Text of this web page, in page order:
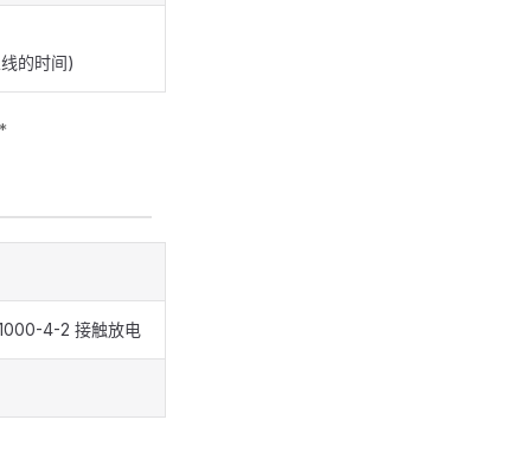
的时间)
4-2 接触放电